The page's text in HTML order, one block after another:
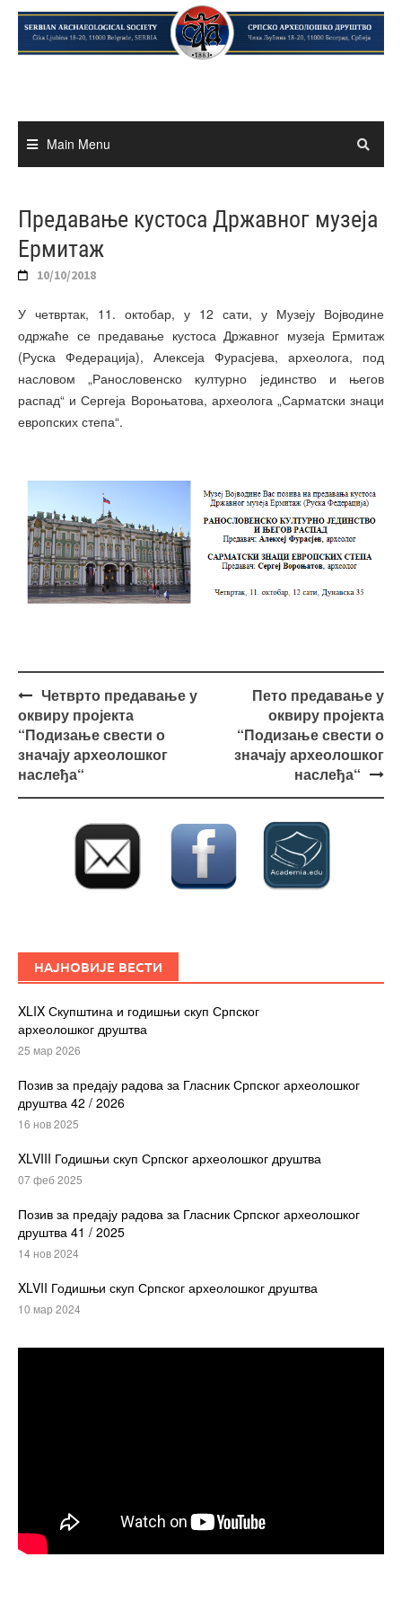
Skip
content
Main Menu
Предавање кустоса Државног музеја
Ермитаж
10/10/2018
У четвртак, 11. октобар, у 12 сати, у Музеју Војводине
одржаће се предавање кустоса Државног музеја Ермитаж
(Руска Федерација), Алексеја Фурасјева, археолога, под
насловом „Ранословенско културно јединство и његов
распад“ и Сергеја Вороњатова, археолога „Сарматски знаци
европских степа“.
Post
navigation
Четврто предавање у
оквиру пројекта
“Подизање свести о
значају археолошког
наслеђа“
Пето предавање у
оквиру пројекта
“Подизање свести о
значају археолошког
наслеђа“
НАЈНОВИЈЕ ВЕСТИ
XLIX Скупштина и годишњи скуп Српског
археолошког друштва
25 мар 2026
Позив за предају радова за Гласник Српског археолошког
друштва 42 / 2026
16 нов 2025
XLVIII Годишњи скуп Српског археолошког друштва
07 феб 2025
Позив за предају радова за Гласник Српског археолошког
друштва 41 / 2025
14 нов 2024
XLVII Годишњи скуп Српског археолошког друштва
10 мар 2024